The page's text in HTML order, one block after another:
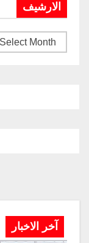
الارشيف
آخر الاخبار